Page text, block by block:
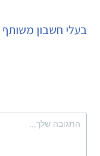
בעלי חשבון